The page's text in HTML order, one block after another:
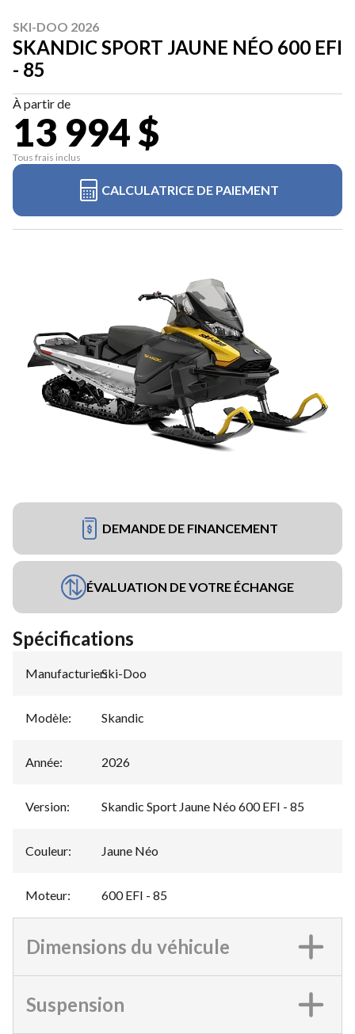
SKI-DOO 2026
SKANDIC SPORT JAUNE NÉO 600 EFI
- 85
À partir de
13 994 $
Tous frais inclus
CALCULATRICE DE PAIEMENT
DEMANDE DE FINANCEMENT
ÉVALUATION DE VOTRE ÉCHANGE
Spécifications
Manufacturier:
Ski-Doo
Modèle: Skandic
Année: 2026
Version: Skandic Sport Jaune Néo 600 EFI - 85
Couleur: Jaune Néo
Moteur: 600 EFI - 85
Dimensions du véhicule
Suspension